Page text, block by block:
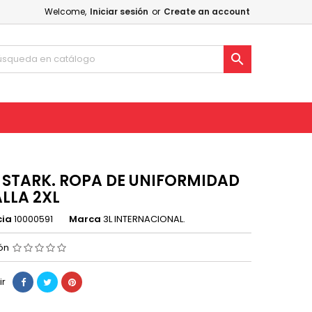
Welcome, Iniciar sesión or Create an account

ROPA DE UNIFORMIDAD
2XL
10000591 Marca 3L INTERNACIONAL.